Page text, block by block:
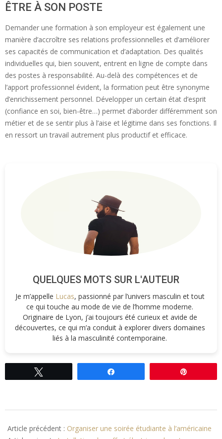
ÊTRE À SON POSTE
Demander une formation à son employeur est également une
manière d’accroître ses relations professionnelles et d’améliorer
ses capacités de communication et d’adaptation. Des qualités
individuelles qui, bien souvent, entrent en ligne de compte dans
des postes à responsabilité. Au-delà des compétences et de
l’apport professionnel évident, la formation peut être synonyme
d’enrichissement personnel. Développer un certain état d’esprit
(confiance en soi, bien-être…) permet d’aborder différemment son
métier et de se sentir plus à l’aise et légitime dans ses fonctions. Il
en ressort un travail autrement plus productif et efficace.
QUELQUES MOTS SUR L'AUTEUR
Je m’appelle Lucas, passionné par l’univers masculin et tout
ce qui touche au mode de vie de l’homme moderne.
Originaire de Lyon, j’ai toujours été curieux et avide de
découvertes, ce qui m’a conduit à explorer divers domaines
liés à la masculinité contemporaine.
04-
Article précédent : Organiser une soirée étudiante à l’américaine